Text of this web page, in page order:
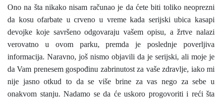
Ono na šta nikako nisam računao je da ćete biti toliko neoprezni
da kosu ofarbate u crveno u vreme kada serijski ubica kasapi
devojke koje savršeno odgovaraju vašem opisu, a žrtve nalazi
verovatno u ovom parku, premda je poslednje poverljiva
informacija. Naravno, još nismo objavili da je serijski, ali moje je
da Vam prenesem gospođinu zabrinutost za vaše zdravlje, iako mi
nije jasno otkud to da se više brine za vas nego za sebe u
onakvom stanju. Nadamo se da će uskoro progovoriti i reći šta